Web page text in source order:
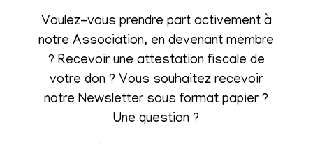
Voulez-vous prendre part activement à
notre Association, en devenant membre
? Recevoir une attestation fiscale de
votre don ? Vous souhaitez recevoir
notre Newsletter sous format papier ?
Une question ?